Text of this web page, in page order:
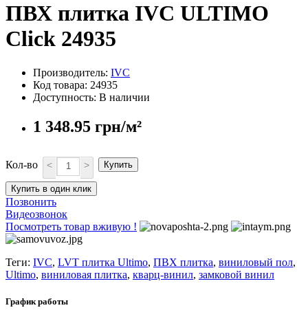
ПВХ плитка IVC ULTIMO
Click 24935
Производитель: IVC
Код товара: 24935
Доступность: В наличии
1 348.95 грн/м²
Кол-во < > Купить
Купить в один клик
Позвонить
Видеозвонок
Посмотреть товар вживую !
Теги: IVC, LVT плитка Ultimo, ПВХ плитка, виниловый пол,
Ultimo, виниловая плитка, кварц-винил, замковой винил
График работы